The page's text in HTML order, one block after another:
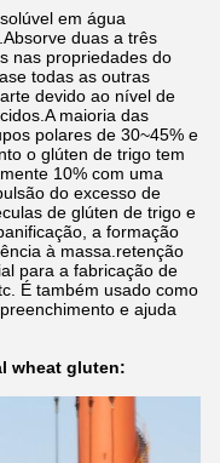
em água
duas a três
nas propriedades do
todas as outras
devido ao nível de
maioria das
polares de 30~45% e
o glúten de trigo tem
10% com uma
do excesso de
de glúten de trigo e
a formação
à massa.retenção
para a fabricação de
É também usado como
e ajuda
wheat gluten: